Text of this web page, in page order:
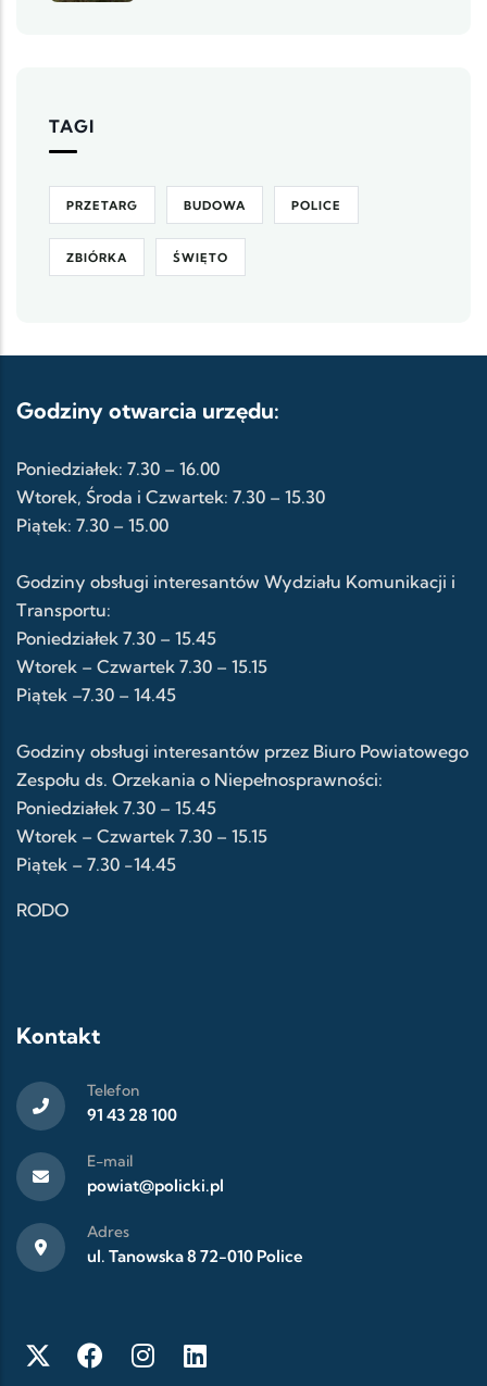
TAGI
PRZETARG BUDOWA POLICE
ZBIÓRKA ŚWIĘTO
Godziny otwarcia urzędu:
Poniedziałek: 7.30 – 16.00
Wtorek, Środa i Czwartek: 7.30 – 15.30
Piątek: 7.30 – 15.00
Godziny obsługi interesantów Wydziału Komunikacji i
Transportu:
Poniedziałek 7.30 – 15.45
Wtorek – Czwartek 7.30 – 15.15
Piątek –7.30 – 14.45
Godziny obsługi interesantów przez Biuro Powiatowego
Zespołu ds. Orzekania o Niepełnosprawności:
Poniedziałek 7.30 – 15.45
Wtorek – Czwartek 7.30 – 15.15
Piątek – 7.30 -14.45
RODO
Kontakt
Telefon
91 43 28 100
E-mail
powiat@policki.pl
Adres
ul. Tanowska 8 72-010 Police